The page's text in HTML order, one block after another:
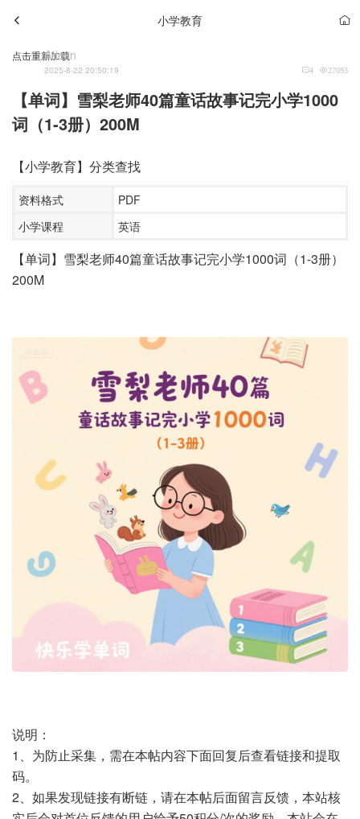
小学教育
点击重新加载
Admin
2025-8-22 20:50:19 4 27093
【单词】雪梨老师40篇童话故事记完小学1000
词（1-3册）200M
【小学教育】分类查找
资料格式
PDF
小学课程
英语
【单词】雪梨老师40篇童话故事记完小学1000词（1-3册）
200M
说明：
1、为防止采集，需在本帖内容下面回复后查看链接和提取
码。
2、如果发现链接有断链，请在本帖后面留言反馈，本站核